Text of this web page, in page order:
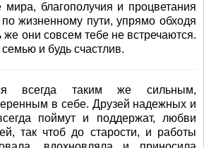
мира, благополучия и процветания
жизненному пути, упрямо обходя
же они совсем тебе не встречаются.
и будь счастлив.
всегда таким же сильным,
в себе. Друзей надежных и
поймут и поддержат, любви
так чтоб до старости, и работы